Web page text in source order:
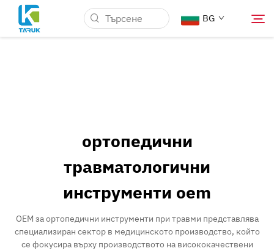
BG
Новини и Събития
За нас
ортопедични
травматологични
инструменти oem
OEM за ортопедични инструменти при травми представлява
специализиран сектор в медицинското производство, който
се фокусира върху производството на висококачествени